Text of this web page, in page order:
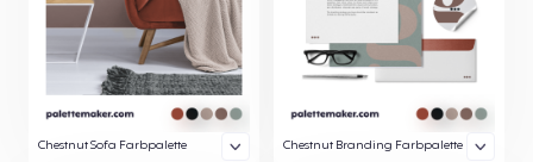
Chestnut Sofa Farbpalette Chestnut Branding Farbpalette